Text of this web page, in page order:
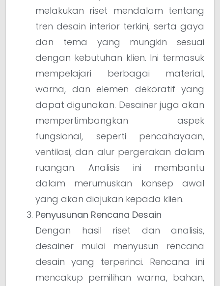
melakukan riset mendalam tentang
tren desain interior terkini, serta gaya
dan tema yang mungkin sesuai
dengan kebutuhan klien. Ini termasuk
mempelajari berbagai material,
warna, dan elemen dekoratif yang
dapat digunakan. Desainer juga akan
mempertimbangkan aspek
fungsional, seperti pencahayaan,
ventilasi, dan alur pergerakan dalam
ruangan. Analisis ini membantu
dalam merumuskan konsep awal
yang akan diajukan kepada klien.
Penyusunan Rencana Desain
Dengan hasil riset dan analisis,
desainer mulai menyusun rencana
desain yang terperinci. Rencana ini
mencakup pemilihan warna, bahan,